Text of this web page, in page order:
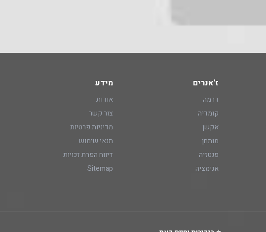
ז'אנרים
דרמה
קומדיה
אקשן
מותחן
פנטזיה
אנימציה
מידע
אודות
צור קשר
מדיניות פרטיות
תנאי שימוש
דיווח הפרת זכויות
Sitemap